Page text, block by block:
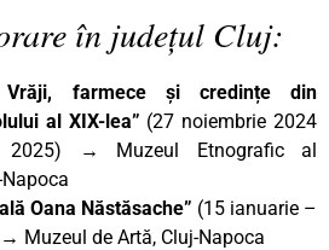
în județul Cluj:
Vrăji, farmece și credințe din
al XIX-lea” (27 noiembrie 2024
2025)
→ Muzeul Etnografic al
Oana Năstăsache” (15 ianuarie –
Muzeul de Artă, Cluj-Napoca